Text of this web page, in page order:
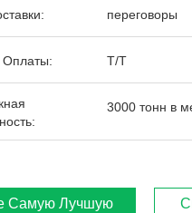
переговоры
T/T
3000 тонн в
Самую Лучшую Цену